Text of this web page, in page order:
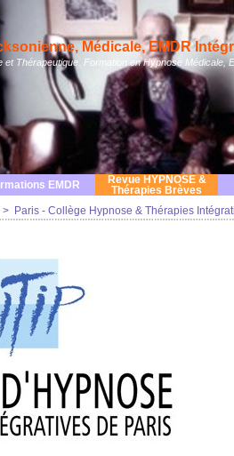
Médicale, EMDR
et Thérapeutique. Formation en Hypnose
EMDR
Revue HYPNOSE &
Thérapies Brèves
> Paris - Collège Hypnose & Thérapies